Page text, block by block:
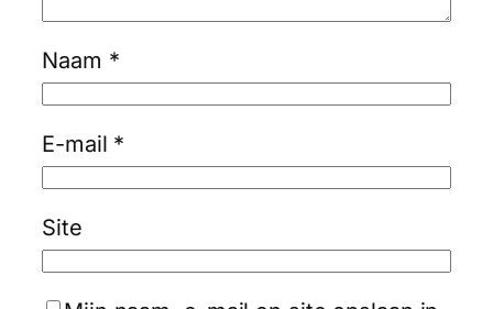
Naam *
E-mail *
Site